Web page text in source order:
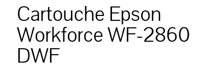
Cartouche Epson
Workforce WF-2860
DWF